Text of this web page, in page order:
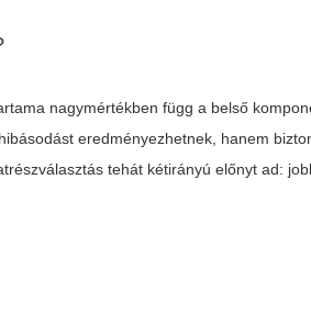
nagymértékben függ a belső
eredményezhetnek, hanem
tehát kétirányú előnyt ad: